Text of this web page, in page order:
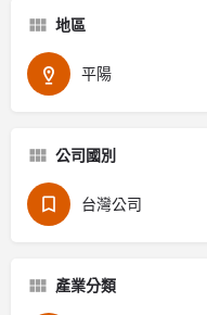
地區
平陽
公司國別
台灣公司
產業分類